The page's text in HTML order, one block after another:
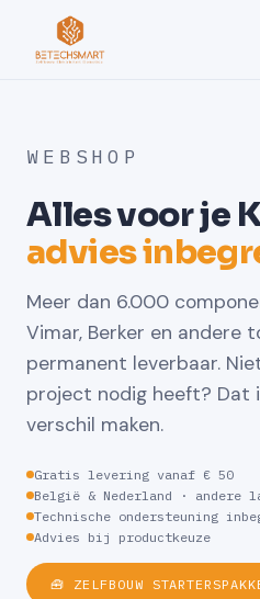
WEBSHOP
Alles voor je
advies
Meer dan 6.000
Vimar, Berker en andere
permanent leverbaar.
project nodig heeft? Dat
verschil maken.
Gratis levering vanaf € 50
België & Nederland · andere
Technische ondersteuning
Advies bij productkeuze
🧰 ZELFBOUW